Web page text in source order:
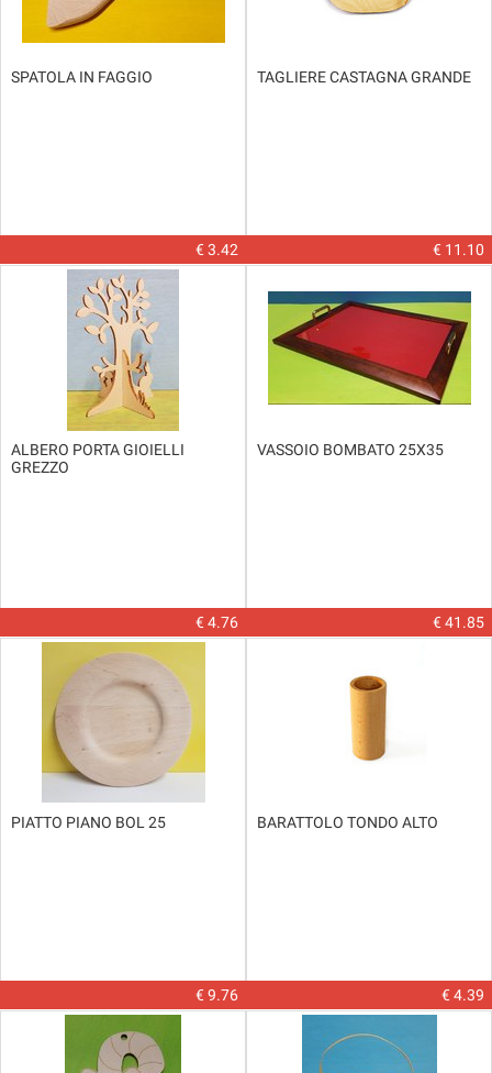
SPATOLA IN FAGGIO
€ 3.42
TAGLIERE CASTAGNA GRANDE
€ 11.10
ALBERO PORTA GIOIELLI
GREZZO
€ 4.76
VASSOIO BOMBATO 25X35
€ 41.85
PIATTO PIANO BOL 25
€ 9.76
BARATTOLO TONDO ALTO
€ 4.39